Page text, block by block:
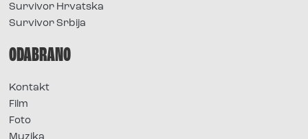
Survivor Hrvatska
Survivor Srbija
ODABRANO
Kontakt
Film
Foto